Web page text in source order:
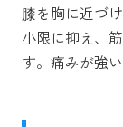
膝を胸に近づ
小限に抑え、
す。痛みが強